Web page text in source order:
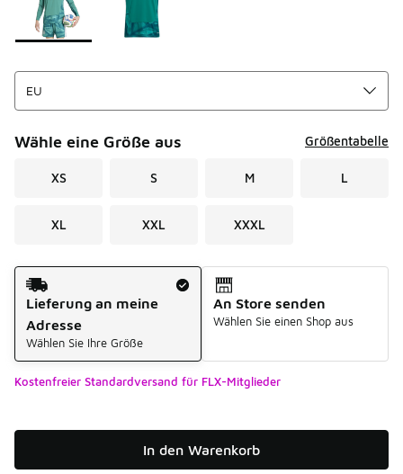
Wähle eine Größe aus Größentabelle
XS S M L
XL XXL XXXL
Versandart
Lieferung an meine
Adresse
Wählen Sie Ihre Größe
An Store senden
Wählen Sie einen Shop aus
Kostenfreier Standardversand für FLX-Mitglieder
In den Warenkorb